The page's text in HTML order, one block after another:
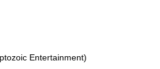
Entertainment)